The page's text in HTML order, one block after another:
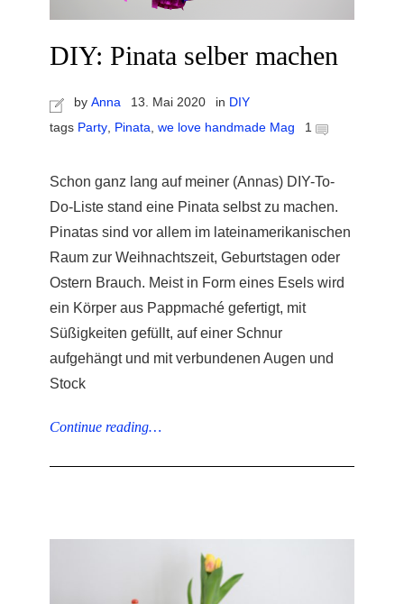
DIY: Pinata selber machen
by Anna 13. Mai 2020 in DIY
tags Party, Pinata, we love handmade Mag 1
Schon ganz lang auf meiner (Annas) DIY-To-
Do-Liste stand eine Pinata selbst zu machen.
Pinatas sind vor allem im lateinamerikanischen
Raum zur Weihnachtszeit, Geburtstagen oder
Ostern Brauch. Meist in Form eines Esels wird
ein Körper aus Pappmaché gefertigt, mit
Süßigkeiten gefüllt, auf einer Schnur
aufgehängt und mit verbundenen Augen und
Stock
Continue reading…